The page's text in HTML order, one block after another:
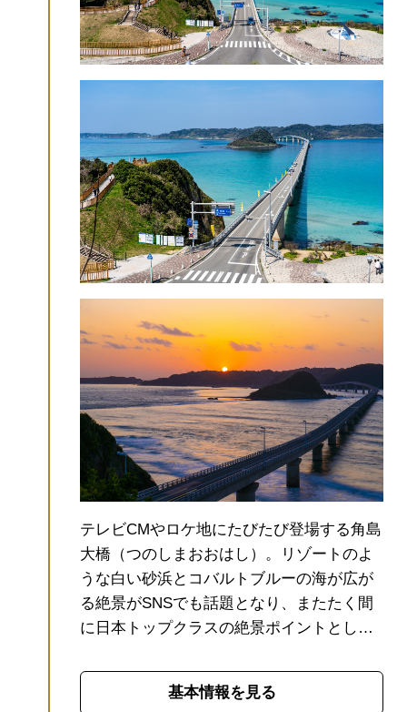
テレビCMやロケ地にたびたび登場する角島
大橋（つのしまおおはし）。リゾートのよ
うな白い砂浜とコバルトブルーの海が広が
る絶景がSNSでも話題となり、またたく間
に日本トップクラスの絶景ポイントとして
無料で渡れる一般道としては日本屈指の長
さです。（1,780ｍ）青く美しい海を眺め、
基本情報を見る